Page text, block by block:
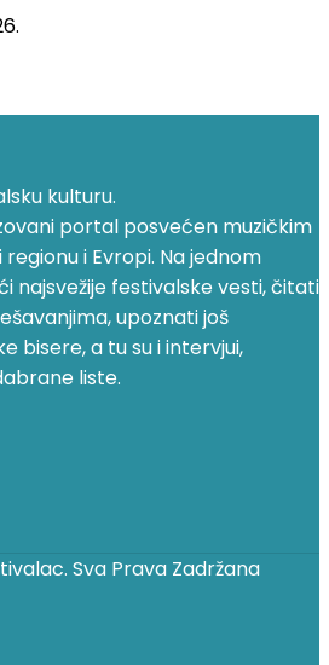
kulturu.
portal posvećen muzičkim
regionu i Evropi. Na jednom
najsvežije festivalske vesti, čitati
upoznati još
bisere, a tu su i intervjui,
liste.
Sva Prava Zadržana